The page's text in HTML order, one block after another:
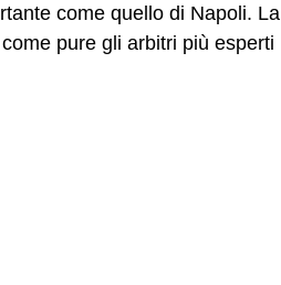
come quello di Napoli. La
pure gli arbitri più esperti